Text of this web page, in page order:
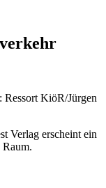
KiöR/Jürgen
Verlag erscheint ein